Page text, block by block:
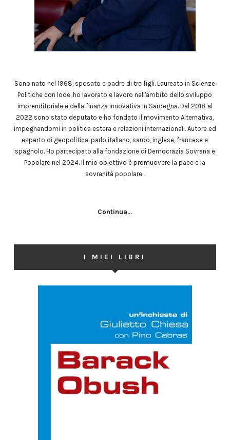
Sono nato nel 1968, sposato e padre di tre figli. Laureato in Scienze
Politiche con lode, ho lavorato e lavoro nell'ambito dello sviluppo
imprenditoriale e della finanza innovativa in Sardegna. Dal 2018 al
2022 sono stato deputato e ho fondato il movimento Alternativa,
impegnandomi in politica estera e relazioni internazionali. Autore ed
esperto di geopolitica, parlo italiano, sardo, inglese, francese e
spagnolo. Ho partecipato alla fondazione di Democrazia Sovrana e
Popolare nel 2024. Il mio obiettivo è promuovere la pace e la
sovranità popolare..
Continua...
I MIEI LIBRI